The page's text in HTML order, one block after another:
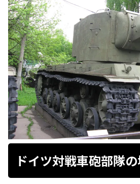
ドイツ対戦車砲部隊